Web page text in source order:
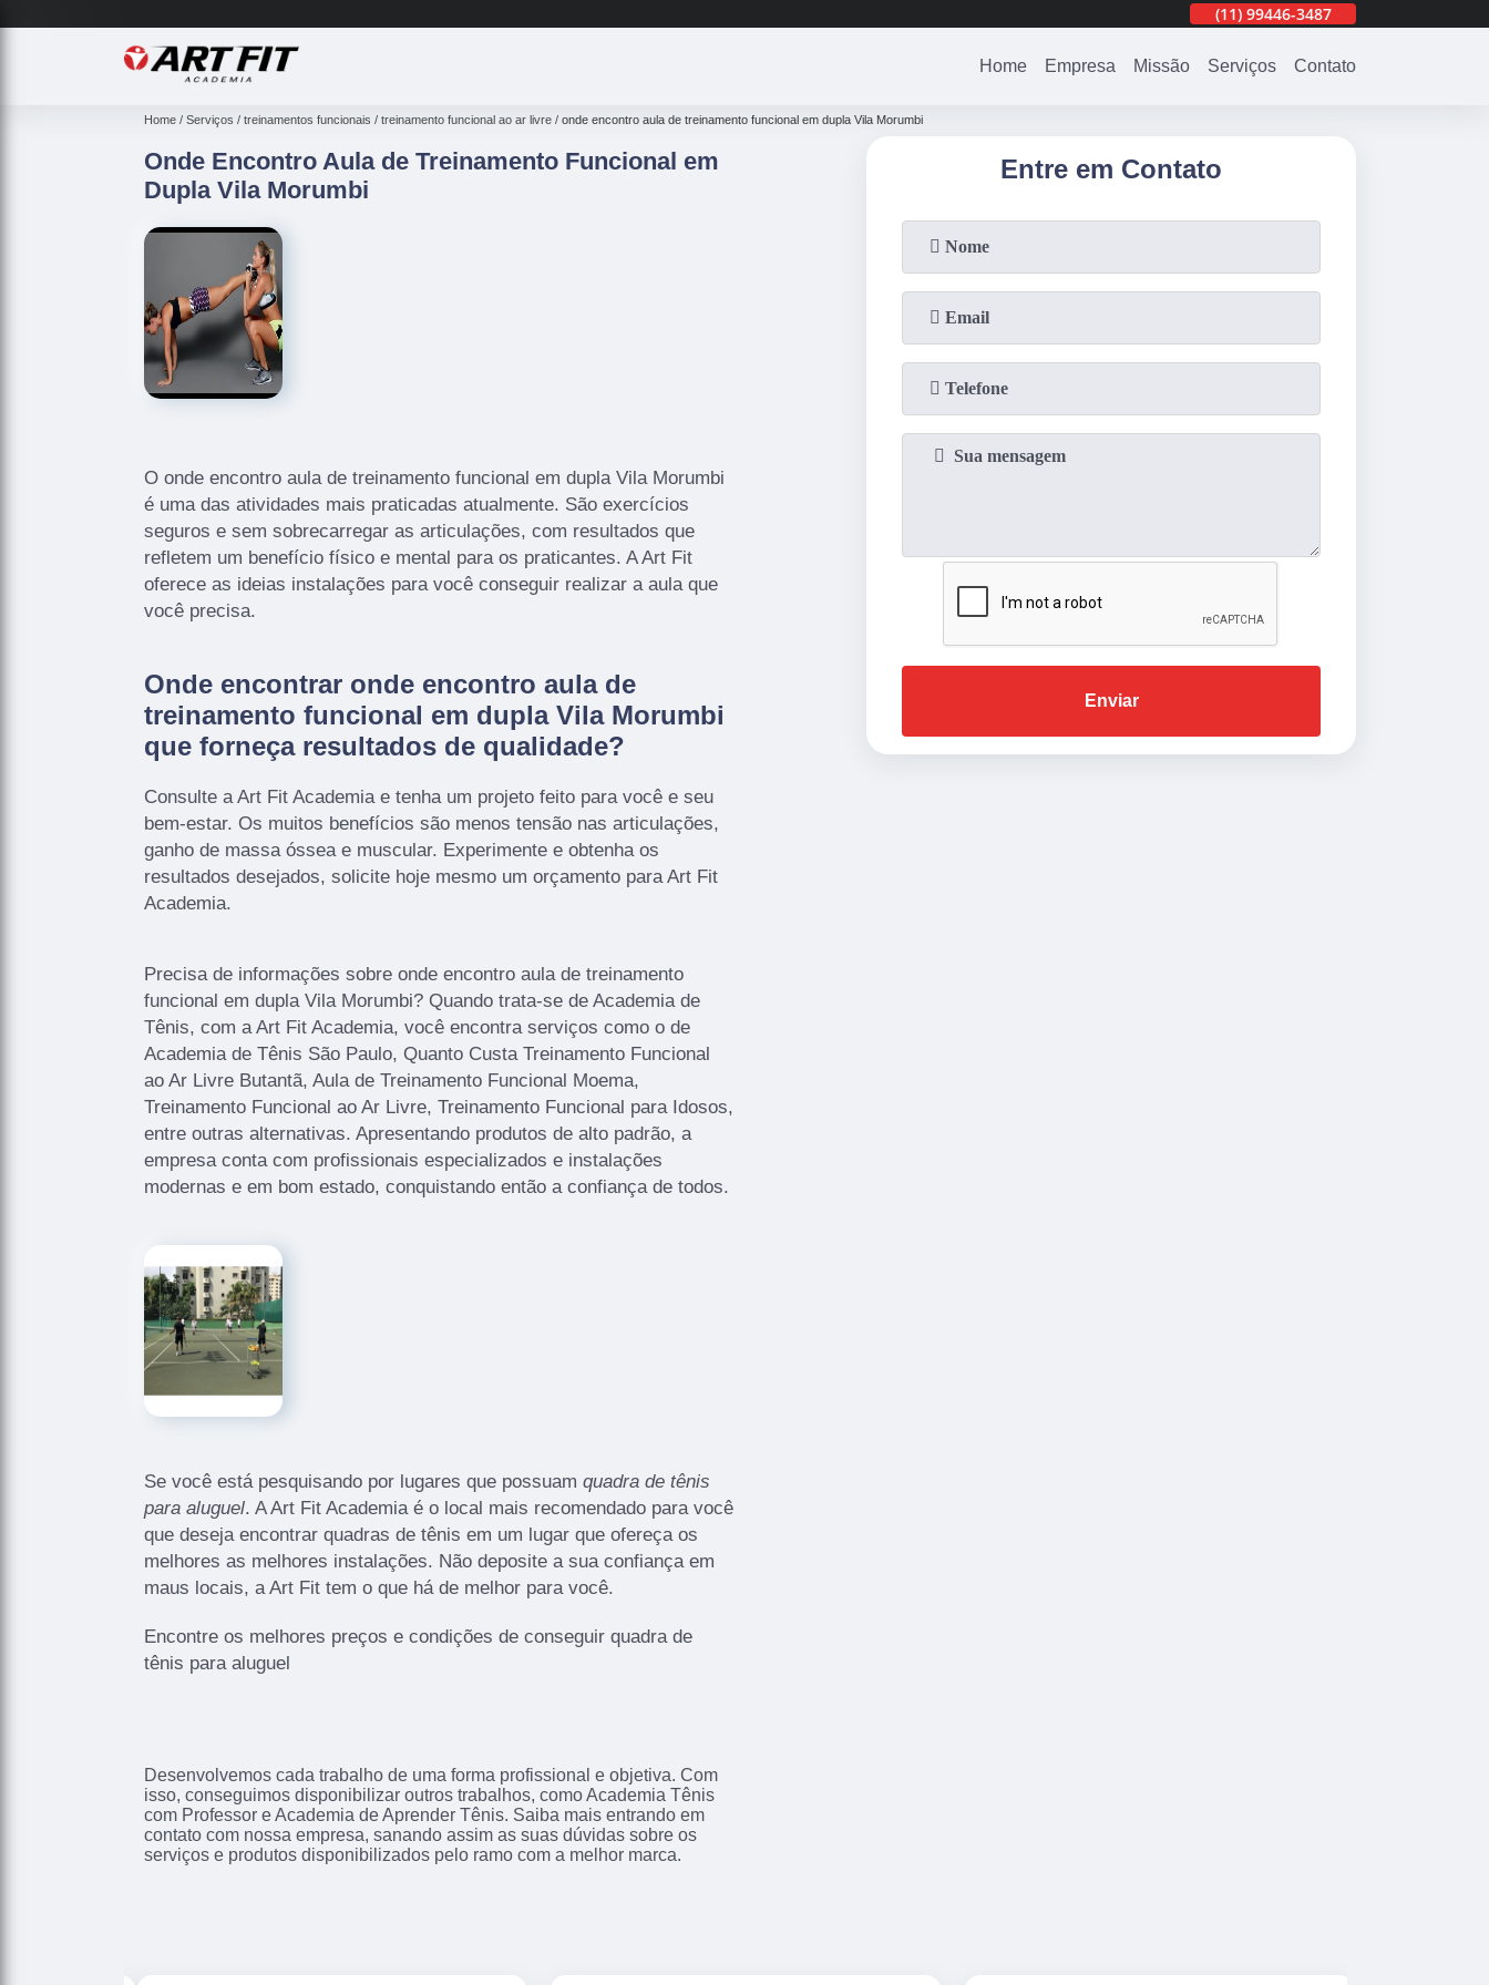
(11) 99446-3487
Home Empresa Missão Serviços Contato
Home Serviços treinamentos funcionais treinamento funcional ao ar livre onde encontro aula de treinamento funcional em dupla Vila Morumbi
Onde Encontro Aula de Treinamento Funcional em
Dupla Vila Morumbi
O onde encontro aula de treinamento funcional em dupla Vila Morumbi
é uma das atividades mais praticadas atualmente. São exercícios
seguros e sem sobrecarregar as articulações, com resultados que
refletem um benefício físico e mental para os praticantes. A Art Fit
oferece as ideias instalações para você conseguir realizar a aula que
você precisa.
Onde encontrar onde encontro aula de
treinamento funcional em dupla Vila Morumbi
que forneça resultados de qualidade?
Consulte a Art Fit Academia e tenha um projeto feito para você e seu
bem-estar. Os muitos benefícios são menos tensão nas articulações,
ganho de massa óssea e muscular. Experimente e obtenha os
resultados desejados, solicite hoje mesmo um orçamento para Art Fit
Academia.
Precisa de informações sobre onde encontro aula de treinamento
funcional em dupla Vila Morumbi? Quando trata-se de Academia de
Tênis, com a Art Fit Academia, você encontra serviços como o de
Academia de Tênis São Paulo, Quanto Custa Treinamento Funcional
ao Ar Livre Butantã, Aula de Treinamento Funcional Moema,
Treinamento Funcional ao Ar Livre, Treinamento Funcional para Idosos,
entre outras alternativas. Apresentando produtos de alto padrão, a
empresa conta com profissionais especializados e instalações
modernas e em bom estado, conquistando então a confiança de todos.
Se você está pesquisando por lugares que possuam quadra de tênis
para aluguel. A Art Fit Academia é o local mais recomendado para você
que deseja encontrar quadras de tênis em um lugar que ofereça os
melhores as melhores instalações. Não deposite a sua confiança em
maus locais, a Art Fit tem o que há de melhor para você.
Encontre os melhores preços e condições de conseguir quadra de
tênis para aluguel
Desenvolvemos cada trabalho de uma forma profissional e objetiva. Com
isso, conseguimos disponibilizar outros trabalhos, como Academia Tênis
com Professor e Academia de Aprender Tênis. Saiba mais entrando em
contato com nossa empresa, sanando assim as suas dúvidas sobre os
serviços e produtos disponibilizados pelo ramo com a melhor marca.
Entre em Contato
Enviar